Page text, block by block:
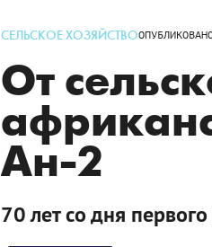
СЕЛЬСКОЕ ХОЗЯЙСТВО
От
Ан-2
70 лет со дня